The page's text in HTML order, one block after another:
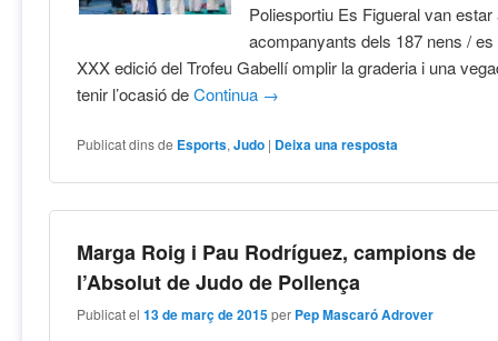
Poliesportiu Es Figueral van
acompanyants dels 187 nens /
XXX edició del Trofeu Gabellí omplir la graderia i una
tenir l’ocasió deContinua →
Publicat dins de Esports,Judo | Deixa una resposta
Marga Roig i Pau Rodríguez, campions de
l’Absolut de Judo de Pollença
Publicat el13 de març de 2015 per Pep Mascaró Adrover